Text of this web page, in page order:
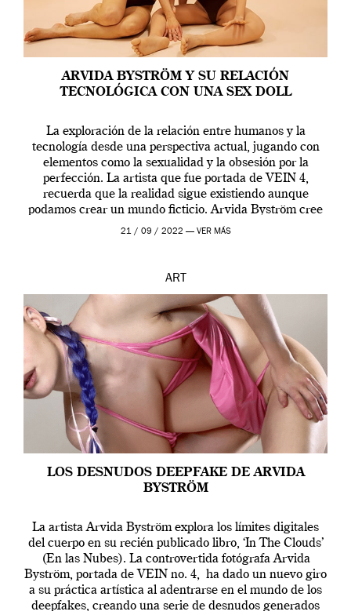
ARVIDA BYSTRÖM Y SU RELACIÓN
TECNOLÓGICA CON UNA SEX DOLL
La exploración de la relación entre humanos y la
tecnología desde una perspectiva actual, jugando con
elementos como la sexualidad y la obsesión por la
perfección. La artista que fue portada de VEIN 4,
recuerda que la realidad sigue existiendo aunque
podamos crear un mundo ficticio. Arvida Byström cree
que los humanos tienen un complejo […]
21 / 09 / 2022 — VER MÁS
ART
LOS DESNUDOS DEEPFAKE DE ARVIDA
BYSTRÖM
La artista Arvida Byström explora los límites digitales
del cuerpo en su recién publicado libro, ‘In The Clouds’
(En las Nubes). La controvertida fotógrafa Arvida
Byström, portada de VEIN no. 4, ha dado un nuevo giro
a su práctica artística al adentrarse en el mundo de los
deepfakes, creando una serie de desnudos generados